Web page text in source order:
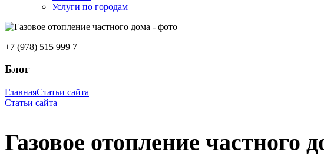
Услуги по городам
+7 (978) 515 999 7
Блог
ГлавнаяСтатьи сайта
Статьи сайта
Газовое отопление частного